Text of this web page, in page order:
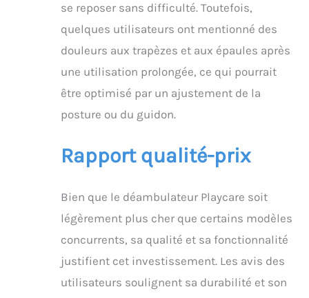
se reposer sans difficulté. Toutefois,
quelques utilisateurs ont mentionné des
douleurs aux trapèzes et aux épaules après
une utilisation prolongée, ce qui pourrait
être optimisé par un ajustement de la
posture ou du guidon.
Rapport qualité-prix
Bien que le déambulateur Playcare soit
légèrement plus cher que certains modèles
concurrents, sa qualité et sa fonctionnalité
justifient cet investissement. Les avis des
utilisateurs soulignent sa durabilité et son